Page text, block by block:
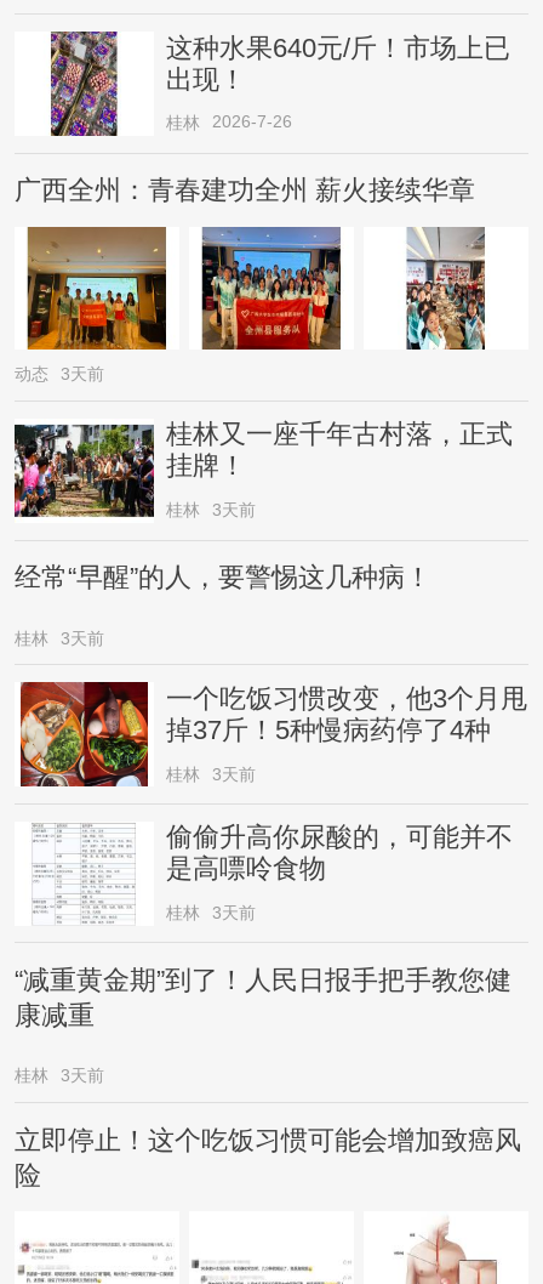
这种水果640元/斤！市场上已
出现！
桂林 2026-7-26
广西全州：青春建功全州 薪火接续华章
动态 3天前
桂林又一座千年古村落，正式
挂牌！
桂林 3天前
经常“早醒”的人，要警惕这几种病！
桂林 3天前
一个吃饭习惯改变，他3个月甩
掉37斤！5种慢病药停了4种
桂林 3天前
偷偷升高你尿酸的，可能并不
是高嘌呤食物
桂林 3天前
“减重黄金期”到了！人民日报手把手教您健
康减重
桂林 3天前
立即停止！这个吃饭习惯可能会增加致癌风
险